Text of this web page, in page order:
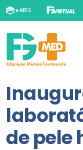
de pele